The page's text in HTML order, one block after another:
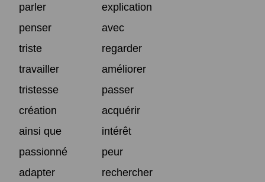
parler
explication
penser
avec
triste
regarder
travailler
améliorer
tristesse
passer
création
acquérir
ainsi que
intérêt
passionné
peur
adapter
rechercher